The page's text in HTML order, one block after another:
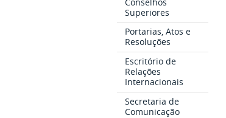
Superiores
Portarias, Atos e
Resoluções
Escritório de
Relações
Internacionais
Secretaria de
Comunicação